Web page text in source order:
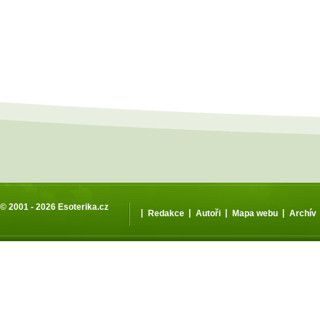
© 2001 - 2026 Esoterika.cz
| Redakce | Autoři | Mapa webu | Archív